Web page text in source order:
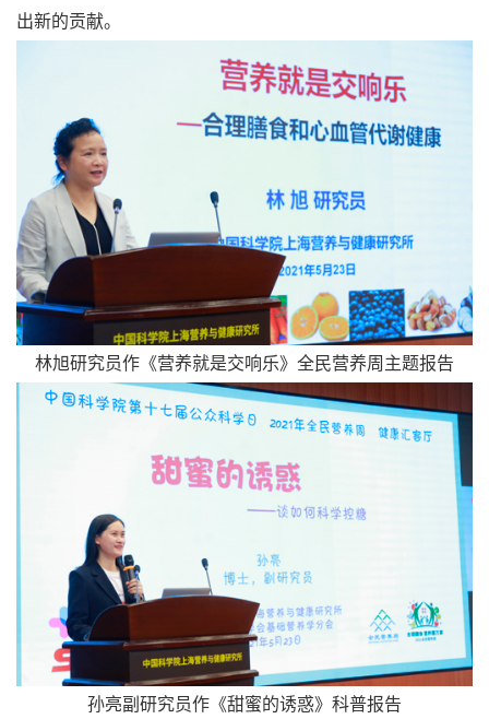
出新的贡献。
林旭研究员作《营养就是交响乐》全民营养周主题报告
孙亮副研究员作《甜蜜的诱惑》科普报告